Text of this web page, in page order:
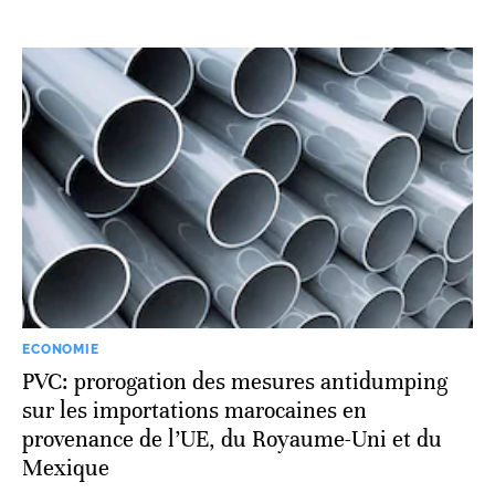
ECONOMIE
PVC: prorogation des mesures antidumping
sur les importations marocaines en
provenance de l’UE, du Royaume-Uni et du
Mexique